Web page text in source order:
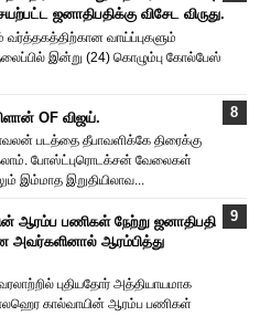
ஜனாதிபதிக்கு விசேட விருது.
வர்த்தகத்திற்கான வாய்ப்புகளும்
இன்று (24) கொழும்பு கோல்பேஸ்
OF விஜய்.
படத்தை தீபாவளிக்கே திரைக்கு
போஸ்ட்புரொட‌க்சன் வேலைகள்
இம்மாத இறுதியிலாவ...
ஆரம்ப பணிகள் நேற்று ஜனாதிபதி
அவர்களினால் ஆரம்பித்து
புதியதோர் அத்தியாயமாக
கால்வாயின் ஆரம்ப பணிகள்